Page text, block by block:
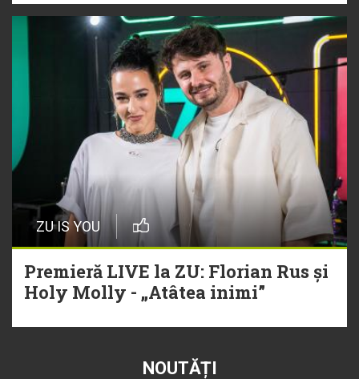
ZU IS YOU
Premieră LIVE la ZU: Florian Rus și
Holy Molly - „Atâtea inimi”
NOUTĂȚI